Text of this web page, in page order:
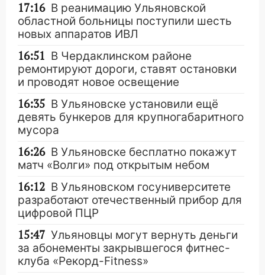
17:16 В реанимацию Ульяновской
областной больницы поступили шесть
новых аппаратов ИВЛ
16:51 В Чердаклинском районе
ремонтируют дороги, ставят остановки
и проводят новое освещение
16:35 В Ульяновске установили ещё
девять бункеров для крупногабаритного
мусора
16:26 В Ульяновске бесплатно покажут
матч «Волги» под открытым небом
16:12 В Ульяновском госуниверситете
разработают отечественный прибор для
цифровой ПЦР
15:47 Ульяновцы могут вернуть деньги
за абонементы закрывшегося фитнес-
клуба «Рекорд-Fitness»